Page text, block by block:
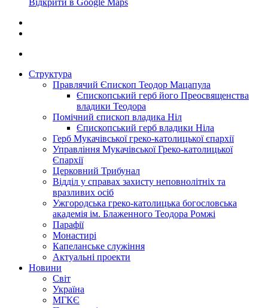
Структура
Правлячий Єпископ Теодор Мацапула
Єпископський герб його Преосвященства
владики Теодора
Помічний єпископ владика Ніл
Єпископський герб владики Ніла
Герб Мукачівської греко-католицької єпархії
Управління Мукачівської Греко-католицької
Єпархії
Церковний Трибунал
Відділ у справах захисту неповнолітніх та
вразливих осіб
Ужгородська греко-католицька богословська
академія ім. Блаженного Теодора Ромжі
Парафії
Монастирі
Капеланське служіння
Актуальні проекти
Новини
Світ
Україна
МГКЄ